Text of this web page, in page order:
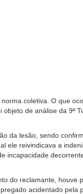
coletiva. O que
de análise da 9ª
da lesão, sendo
ele reivindicava a
incapacidade
do reclamante, houve
acidentado pela